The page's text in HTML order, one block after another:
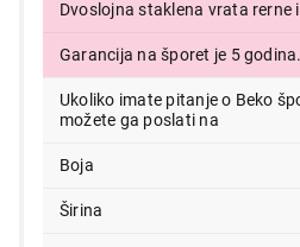
Dvoslojna staklena vrata rerne
Garancija na šporet je 5 godina.
Ukoliko imate pitanje o Beko
možete ga poslati na
Boja
Širina